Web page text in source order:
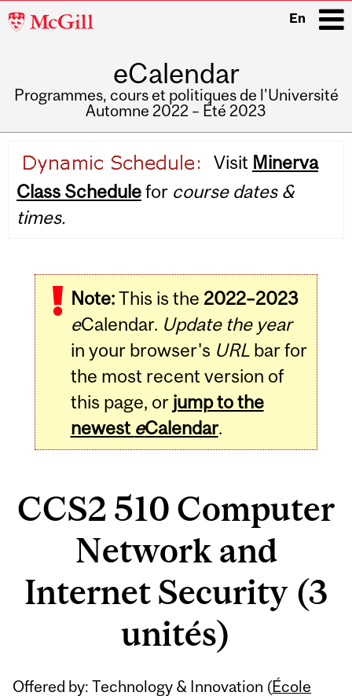
McGill
En
eCalendar
Programmes, cours et politiques de l'Université
Automne 2022 – Été 2023
navigation
Visit Minerva
Class Schedulefor course dates &
times.
Note:This is the 2022–2023
eCalendar. Update the year
in your browser's URLbar for
the most recent version of
this page, or jump to the
newest eCalendar.
CCS2 510 Computer
Network and
Internet Security (3
unités)
Offered by: Technology & Innovation (École
Related